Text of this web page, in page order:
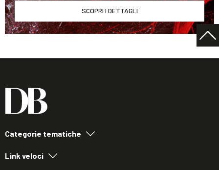
SCOPRI I DETTAGLI
Categorie tematiche
Link veloci